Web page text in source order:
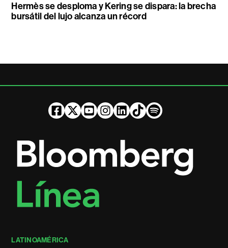
Hermès se desploma y Kering se dispara: la brecha
bursátil del lujo alcanza un récord
LATINOAMÉRICA